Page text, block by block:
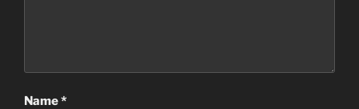
Name*